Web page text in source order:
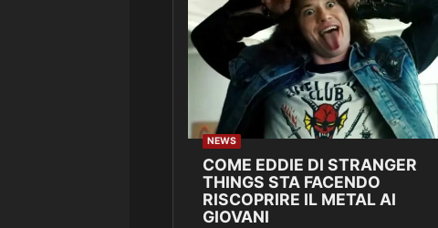
NEWS
COME EDDIE DI STRANGER
THINGS STA FACENDO
RISCOPRIRE IL METAL AI
GIOVANI